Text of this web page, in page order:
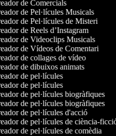
de Comercials
de Pel·lícules Musicals
de Pel·lícules de Misteri
de Reels d’Instagram
de Videoclips Musicals
de Vídeos de Comentari
de collages de vídeo
de dibuixos animats
de pel·lícules
de pel·lícules
de pel·lícules biogràfiques
de pel·lícules biogràfiques
de pel·lícules d'acció
de pel·lícules de ciència-ficció
de pel·lícules de comèdia